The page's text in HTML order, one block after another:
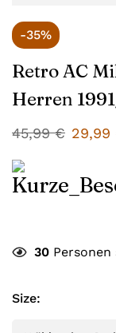
-35%
Retro AC
Herren
45,99€ 29,99
30
Size: